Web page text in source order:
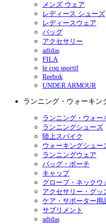
メンズ ウェア
レディース シューズ
レディースウェア
バッグ
アクセサリー
adidas
FILA
le coq sportif
Reebok
UNDER ARMOUR
ランニング・ウォーキン
ランニング・ウォー
ランニングシューズ
陸上スパイク
ウォーキングシュー
ランニングウェア
バッグ・ポーチ
キャップ
グローブ・ネックウ
アクセサリー・グッ
ケア・サポーター用
サプリメント
adidas